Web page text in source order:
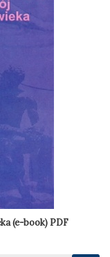
(e-book) PDF